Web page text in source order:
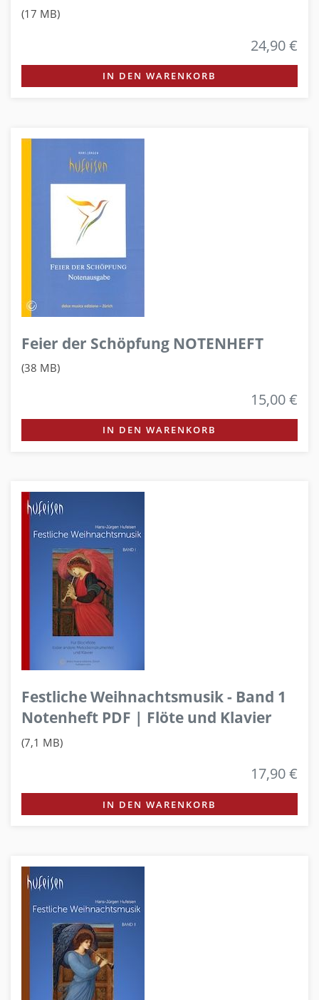
(17 MB)
24,90 €
IN DEN WARENKORB
Feier der Schöpfung NOTENHEFT
(38 MB)
15,00 €
IN DEN WARENKORB
Festliche Weihnachtsmusik - Band 1
Notenheft PDF | Flöte und Klavier
(7,1 MB)
17,90 €
IN DEN WARENKORB